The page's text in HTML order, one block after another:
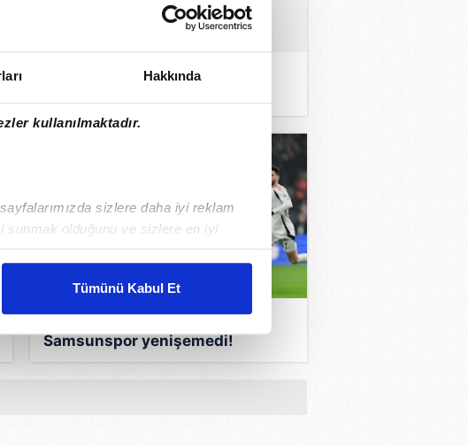
Hakkında
kullanılmaktadır.
sizlere daha iyi reklam
sunmak olduğunu ve sizlere en iyi
maliyetlerimizi karşılamak
reklamlar gösterilmeyecektir."
ve sizlere yönelik
kullanılacaktır.
Tümünü Kabul Et
Viking şaşırmıştır!
Son dakika haberi: Beşiktaş ile
Samsunspor yenişemedi!
Dolmabahçe'de gol sesi